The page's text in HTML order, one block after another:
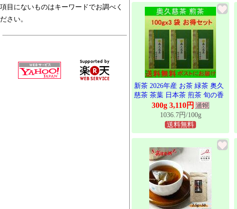
項目にないものはキーワードでお調べく
ださい。
新茶 2026年産 お茶 緑茶 奥久
慈茶 茶葉 日本茶 煎茶 旬の香
100gx3袋 お徳セット 茨城 大
子銘茶 お茶の葉
300g 3,110円
1036.7円/100g
送料無料